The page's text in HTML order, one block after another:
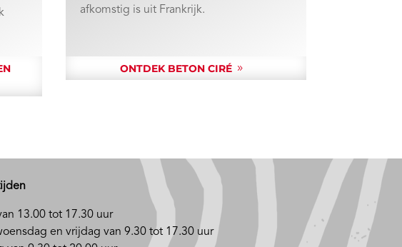
afkomstig is uit Frankrijk.
ONTDEK BETON CIRÉ
13.00 tot 17.30 uur
en vrijdag van 9.30 tot 17.30 uur